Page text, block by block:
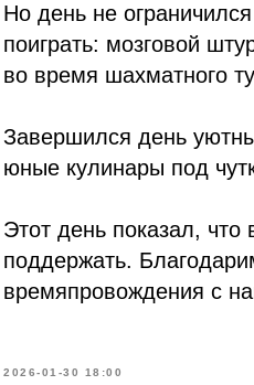
Но день не
поиграть: мозговой
во время шахматного
Завершился день
юные кулинары под
Этот день показал,
поддержать.
времяпровождения с
2026-01-30 18:00